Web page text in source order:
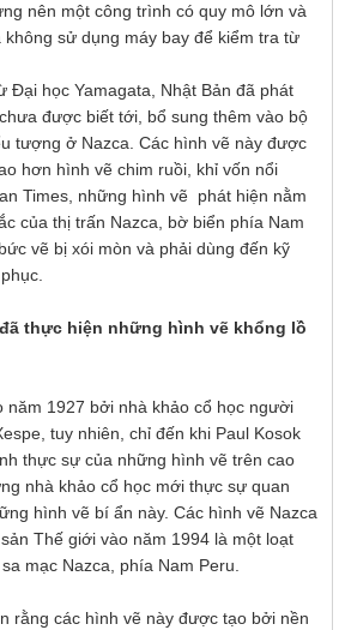
nên một công trình có quy mô lớn và
sử dụng máy bay để kiểm tra từ
Đại học Yamagata, Nhật Bản đã phát
được biết tới, bổ sung thêm vào bộ
tượng ở Nazca. Các hình vẽ này được
hơn hình vẽ chim ruồi, khỉ vốn nổi
Times, những hình vẽ phát hiện nằm
của thị trấn Nazca, bờ biển phía Nam
vẽ bị xói mòn và phải dùng đến kỹ
thực hiện những hình vẽ khổng lồ
năm 1927 bởi nhà khảo cổ học người
tuy nhiên, chỉ đến khi Paul Kosok
thực sự của những hình vẽ trên cao
nhà khảo cổ học mới thực sự quan
hình vẽ bí ẩn này. Các hình vẽ Nazca
Thế giới vào năm 1994 là một loạt
mạc Nazca, phía Nam Peru.
rằng các hình vẽ này được tạo bởi nền